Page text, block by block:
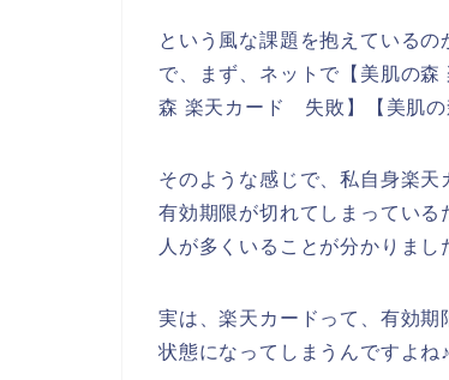
という風な課題を抱えている
で、まず、ネットで【美肌の
森 楽天カード 失敗】【美肌の
そのような感じで、私自身楽
有効期限が切れてしまってい
人が多くいることが分かりまし
実は、楽天カードって、有効
状態になってしまうんですよね♪